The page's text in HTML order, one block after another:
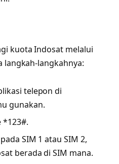
kuota Indosat melalui
langkah-langkahnya:
telepon di
gunakan.
*123#.
SIM 1 atau SIM 2,
berada di SIM mana.